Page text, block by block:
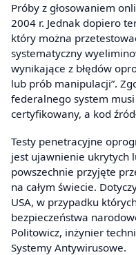
Próby z głosowaniem
2004 r. Jednak dopiero
który można
systematyczny
wynikające z błędów
lub prób manipulacji”.
federalnego system
certyfikowany, a kod
Testy penetracyjne
jest ujawnienie ukrytych
powszechnie przyjęte
na całym świecie.
USA, w przypadku
bezpieczeństwa
Politowicz, inżynier
Systemy Antywirusowe.